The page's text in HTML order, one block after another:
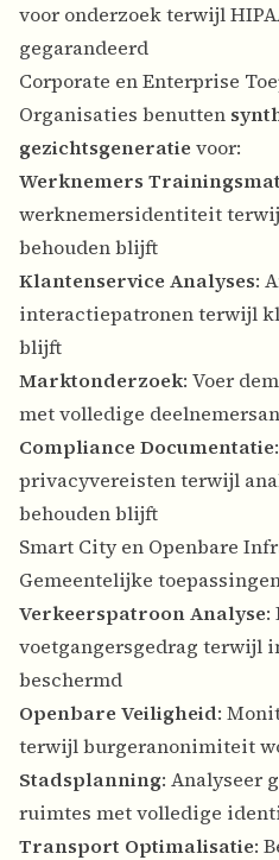
voor onderzoek terwijl
gegarandeerd
Corporate en Enterprise
Organisaties benutten
gezichtsgeneratie voor:
Werknemers
werknemersidentiteit
behouden blijft
Klantenservice Analyses:
interactiepatronen terwijl
blijft
Marktonderzoek: Voer
met volledige
Compliance Documentatie
privacyvereisten terwijl
behouden blijft
Smart City en Openbare
Gemeentelijke
Verkeerspatroon Analyse:
voetgangersgedrag terwijl
beschermd
Openbare Veiligheid:
terwijl burgeranonimiteit
Stadsplanning: Analyseer
ruimtes met volledige
Transport Optimalisatie: